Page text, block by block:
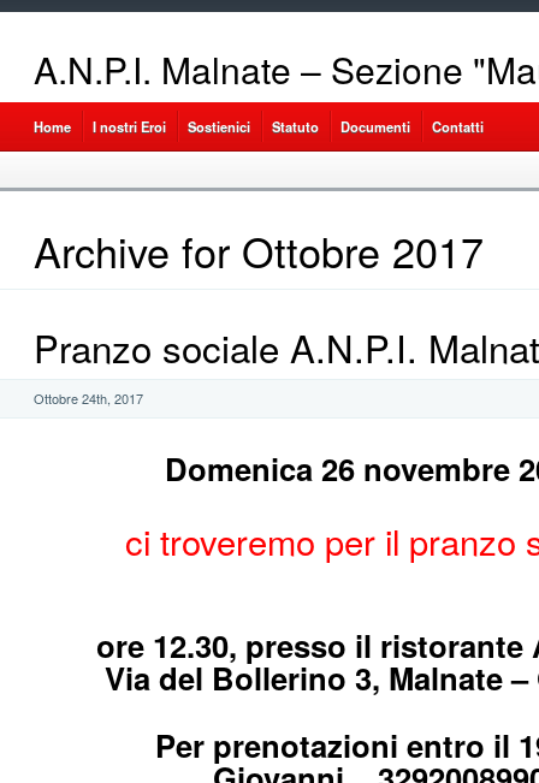
A.N.P.I. Malnate – Sezione
Home I nostri Eroi Sostienici Statuto Documenti Contatti
Archive for Ottobre 2017
Pranzo sociale A.N.P.I.
Ottobre 24th, 2017
Domenica 26 novembre
ci troveremo per il pranzo
ore 12.30, presso il ristorante
Via del Bollerino 3, Malnate
Per prenotazioni entro il